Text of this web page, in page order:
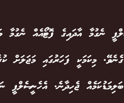
ސެލްފީ ނެގުމާ އާދައިގެ ފޮޓޯއެއް ނެގުމާ
ގެނެވޭ. މިކަމަކީ ފަހަރުގައި މަޖަލަށް
ބަލިމަޑުކަމެއް ޖެހިދާނެ. އެހެނީ